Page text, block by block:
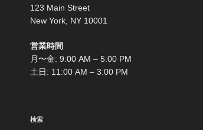
123 Main Street
New York, NY 10001
営業時間
月〜金: 9:00 AM – 5:00 PM
土日: 11:00 AM – 3:00 PM
検索